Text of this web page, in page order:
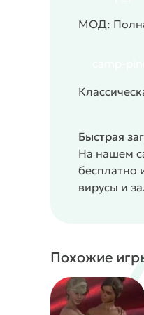
общение с
Симулятор
Жанр:
МОД:
Быстрая
На нашем
бесплатно
вирусы и
Похожие